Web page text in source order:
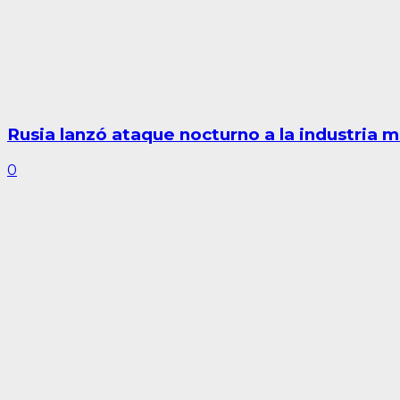
Rusia lanzó ataque nocturno a la industria
0